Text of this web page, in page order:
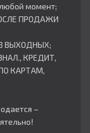
момент;
ПРОДАЖИ
ВЫХОДНЫХ;
КРЕДИТ,
КАРТАМ,
–